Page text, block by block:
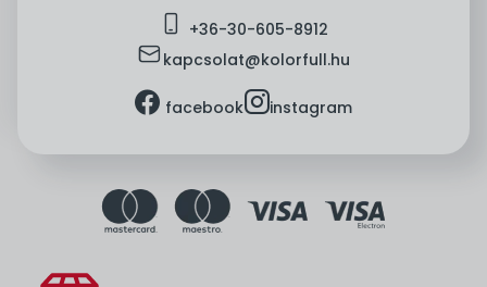
mobile +36-30-605-8912
mailkapcsolat@kolorfull.hu
facebook facebookinstagraminstagram